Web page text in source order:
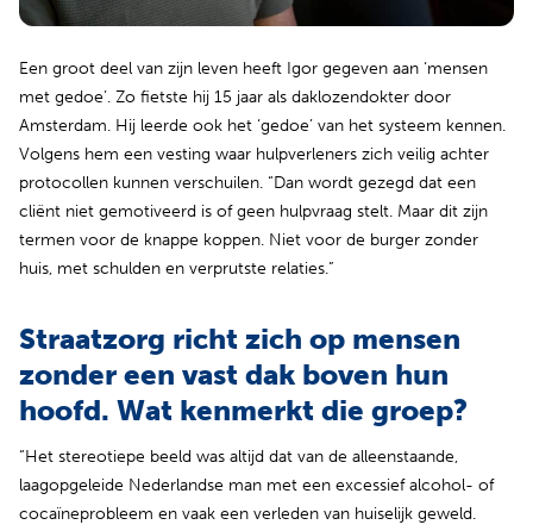
Een groot deel van zijn leven heeft Igor gegeven aan ‘mensen
met gedoe’. Zo fietste hij 15 jaar als daklozendokter door
Amsterdam. Hij leerde ook het ‘gedoe’ van het systeem kennen.
Volgens hem een vesting waar hulpverleners zich veilig achter
protocollen kunnen verschuilen. “Dan wordt gezegd dat een
cliënt niet gemotiveerd is of geen hulpvraag stelt. Maar dit zijn
termen voor de knappe koppen. Niet voor de burger zonder
huis, met schulden en verprutste relaties.”
Straatzorg richt zich op mensen
zonder een vast dak boven hun
hoofd. Wat kenmerkt die groep?
“Het stereotiepe beeld was altijd dat van de alleenstaande,
laagopgeleide Nederlandse man met een excessief alcohol- of
cocaïneprobleem en vaak een verleden van huiselijk geweld.